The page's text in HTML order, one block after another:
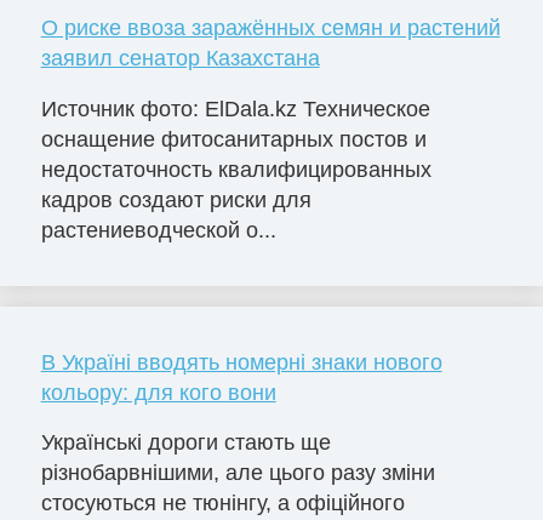
О риске ввоза заражённых семян и растений
заявил сенатор Казахстана
Источник фото: ElDala.kz Техническое
оснащение фитосанитарных постов и
недостаточность квалифицированных
кадров создают риски для
растениеводческой о...
В Україні вводять номерні знаки нового
кольору: для кого вони
Українські дороги стають ще
різнобарвнішими, але цього разу зміни
стосуються не тюнінгу, а офіційного